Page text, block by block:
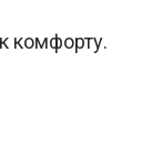
комфорту.